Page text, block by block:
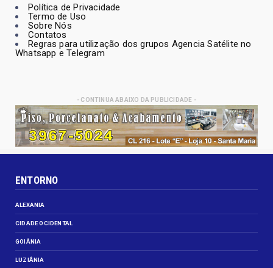
Política de Privacidade
Termo de Uso
Sobre Nós
Contatos
Regras para utilização dos grupos Agencia Satélite no
Whatsapp e Telegram
- CONTINUA ABAIXO DA PUBLICIDADE -
ENTORNO
ALEXANIA
CIDADE OCIDENTAL
GOIÂNIA
LUZIÂNIA